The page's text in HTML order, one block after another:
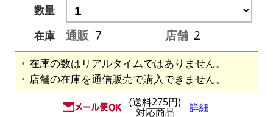
数量
在庫
通販 7 店舗 2
在庫の数はリアルタイムではありません。
店舗の在庫を通信販売で購入できません。
(送料275円)
対応商品 詳細